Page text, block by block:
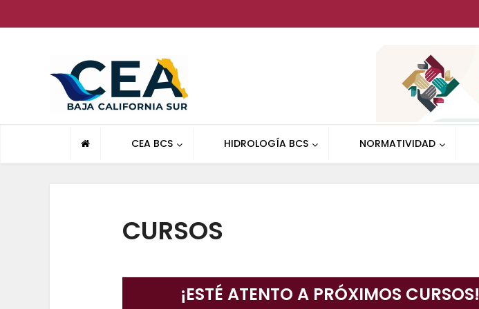
CEA BCS HIDROLOGÍA BCS NORMATIVIDAD
CURSOS
¡ESTÉ ATENTO A PRÓXIMOS CURSOS!